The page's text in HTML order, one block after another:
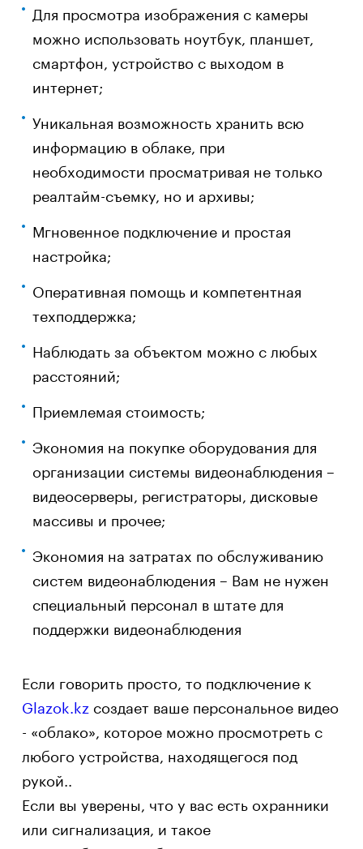
Для просмотра изображения с камеры
можно использовать ноутбук, планшет,
смартфон, устройство с выходом в
интернет;
Уникальная возможность хранить всю
информацию в облаке, при
необходимости просматривая не только
реалтайм-съемку, но и архивы;
Мгновенное подключение и простая
настройка;
Оперативная помощь и компетентная
техподдержка;
Наблюдать за объектом можно с любых
расстояний;
Приемлемая стоимость;
Экономия на покупке оборудования для
организации системы видеонаблюдения –
видеосерверы, регистраторы, дисковые
массивы и прочее;
Экономия на затратах по обслуживанию
систем видеонаблюдения – Вам не нужен
специальный персонал в штате для
поддержки видеонаблюдения
Если говорить просто, то подключение к
Glazok.kz создает ваше персональное видео
- «облако», которое можно просмотреть с
любого устройства, находящегося под
рукой..
Если вы уверены, что у вас есть охранники
или сигнализация, и такое